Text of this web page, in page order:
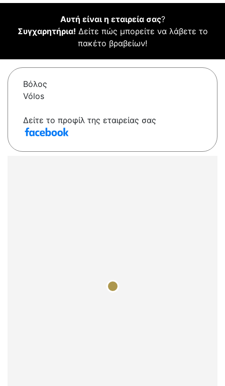
Αυτή είναι η εταιρεία σας?
Συγχαρητήρια! Δείτε πώς μπορείτε να λάβετε το
πακέτο βραβείων!
Βόλος
Vólos
Δείτε το προφίλ της εταιρείας σας